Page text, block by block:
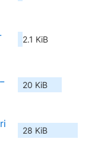
2.1 KiB
20 KiB
28 KiB